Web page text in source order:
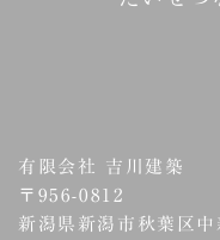
有限会社 吉川建築
〒956-0812
新潟県新潟市秋葉区